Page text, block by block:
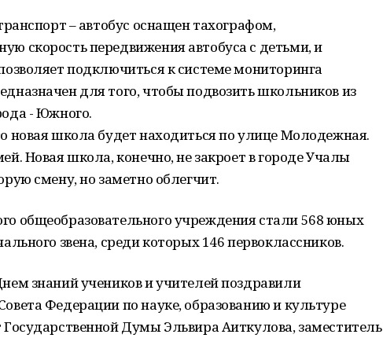
– автобус оснащен тахографом,
скорость передвижения автобуса с детьми, и
подключиться к системе мониторинга
для того, чтобы подвозить школьников из
- Южного.
новая школа будет находиться по улице Молодежная.
Новая школа, конечно, не закроет в городе Учалы
смену, но заметно облегчит.
общеобразовательного учреждения стали 568 юных
звена, среди которых 146 первоклассников.
знаний учеников и учителей поздравили
Федерации по науке, образованию и культуре
Думы Эльвира Аиткулова, заместитель